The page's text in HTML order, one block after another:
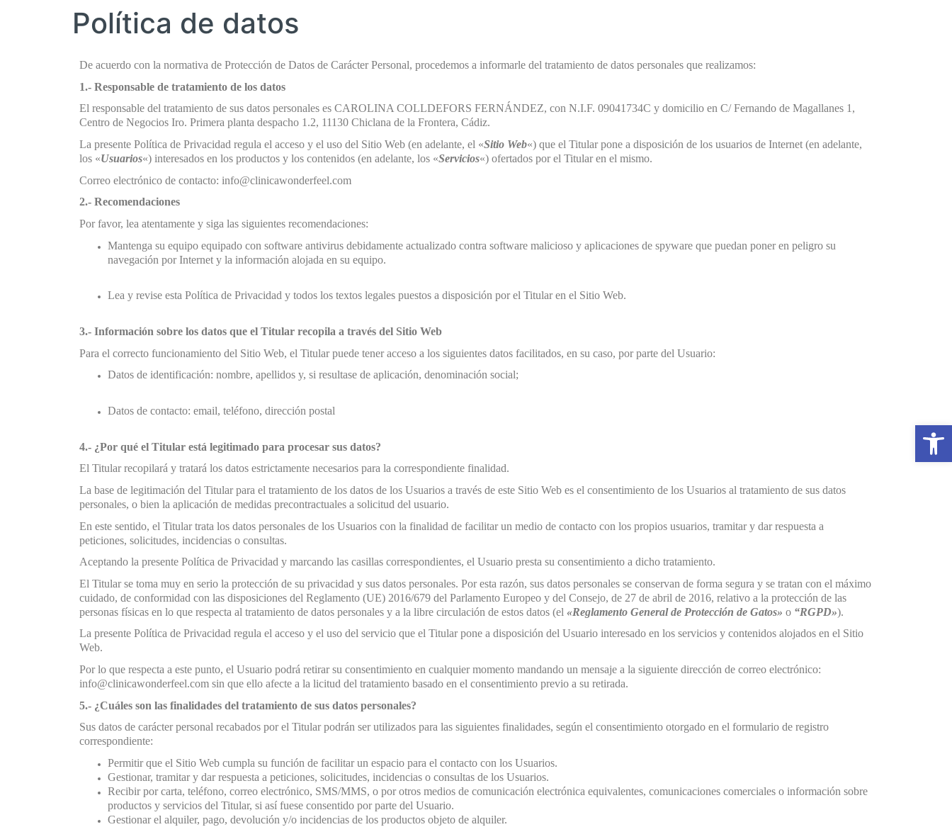
Open
Política de datos
De acuerdo con la normativa de Protección de Datos de Carácter Personal, procedemos a informarle del tratamiento de datos personales que realizamos:
1.- Responsable de tratamiento de los datos
El responsable del tratamiento de sus datos personales es CAROLINA COLLDEFORS FERNÁNDEZ, con N.I.F. 09041734C y domicilio en C/ Fernando de Magallanes 1,
Centro de Negocios Iro. Primera planta despacho 1.2, 11130 Chiclana de la Frontera, Cádiz.
La presente Política de Privacidad regula el acceso y el uso del Sitio Web (en adelante, el «Sitio Web«) que el Titular pone a disposición de los usuarios de Internet (en adelante,
los «Usuarios«) interesados en los productos y los contenidos (en adelante, los «Servicios«) ofertados por el Titular en el mismo.
Correo electrónico de contacto: info@clinicawonderfeel.com
2.- Recomendaciones
Por favor, lea atentamente y siga las siguientes recomendaciones:
Mantenga su equipo equipado con software antivirus debidamente actualizado contra software malicioso y aplicaciones de spyware que puedan poner en peligro su
navegación por Internet y la información alojada en su equipo.
Lea y revise esta Política de Privacidad y todos los textos legales puestos a disposición por el Titular en el Sitio Web.
3.- Información sobre los datos que el Titular recopila a través del Sitio Web
Para el correcto funcionamiento del Sitio Web, el Titular puede tener acceso a los siguientes datos facilitados, en su caso, por parte del Usuario:
Datos de identificación: nombre, apellidos y, si resultase de aplicación, denominación social;
Datos de contacto: email, teléfono, dirección postal
4.- ¿Por qué el Titular está legitimado para procesar sus datos?
El Titular recopilará y tratará los datos estrictamente necesarios para la correspondiente finalidad.
La base de legitimación del Titular para el tratamiento de los datos de los Usuarios a través de este Sitio Web es el consentimiento de los Usuarios al tratamiento de sus datos
personales, o bien la aplicación de medidas precontractuales a solicitud del usuario.
En este sentido, el Titular trata los datos personales de los Usuarios con la finalidad de facilitar un medio de contacto con los propios usuarios, tramitar y dar respuesta a
peticiones, solicitudes, incidencias o consultas.
Aceptando la presente Política de Privacidad y marcando las casillas correspondientes, el Usuario presta su consentimiento a dicho tratamiento.
El Titular se toma muy en serio la protección de su privacidad y sus datos personales. Por esta razón, sus datos personales se conservan de forma segura y se tratan con el máximo
cuidado, de conformidad con las disposiciones del Reglamento (UE) 2016/679 del Parlamento Europeo y del Consejo, de 27 de abril de 2016, relativo a la protección de las
personas físicas en lo que respecta al tratamiento de datos personales y a la libre circulación de estos datos (el «Reglamento General de Protección de Gatos» o “RGPD»).
La presente Política de Privacidad regula el acceso y el uso del servicio que el Titular pone a disposición del Usuario interesado en los servicios y contenidos alojados en el Sitio
Web.
Por lo que respecta a este punto, el Usuario podrá retirar su consentimiento en cualquier momento mandando un mensaje a la siguiente dirección de correo electrónico:
info@clinicawonderfeel.com sin que ello afecte a la licitud del tratamiento basado en el consentimiento previo a su retirada.
5.- ¿Cuáles son las finalidades del tratamiento de sus datos personales?
Sus datos de carácter personal recabados por el Titular podrán ser utilizados para las siguientes finalidades, según el consentimiento otorgado en el formulario de registro
correspondiente:
Permitir que el Sitio Web cumpla su función de facilitar un espacio para el contacto con los Usuarios.
Gestionar, tramitar y dar respuesta a peticiones, solicitudes, incidencias o consultas de los Usuarios.
Recibir por carta, teléfono, correo electrónico, SMS/MMS, o por otros medios de comunicación electrónica equivalentes, comunicaciones comerciales o información sobre
productos y servicios del Titular, si así fuese consentido por parte del Usuario.
Gestionar el alquiler, pago, devolución y/o incidencias de los productos objeto de alquiler.